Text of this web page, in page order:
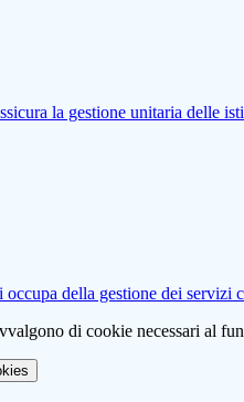
la gestione unitaria delle
della gestione dei servizi
di cookie necessari al